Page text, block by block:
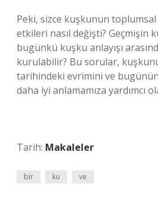
Peki, sizce kuşkunun
etkileri nasıl değişti? Geçmişin
bugünkü kuşku anlayışı
kurulabilir? Bu sorular,
tarihindeki evrimini ve bugünün
daha iyi anlamamıza yardımcı
Tarih: Makaleler
bir ku ve